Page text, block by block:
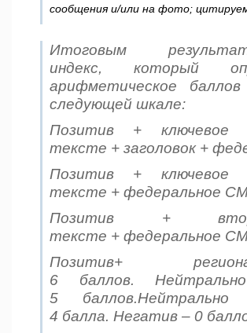
сообщения и/или на фото;
Итоговым
индекс, который
арифметическое
следующей шкале:
Позитив + ключевое
тексте + заголовок +
Позитив + ключевое
тексте + федеральное
Позитив +
тексте + федеральное
Позитив+
6 баллов.
5
4 балла. Негатив – 0